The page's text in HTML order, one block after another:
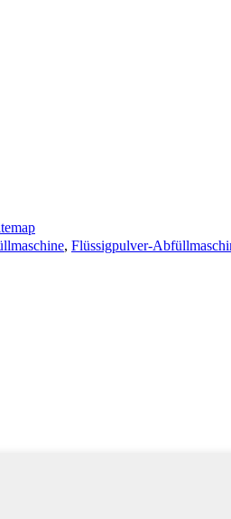
, Flüssigpulver-